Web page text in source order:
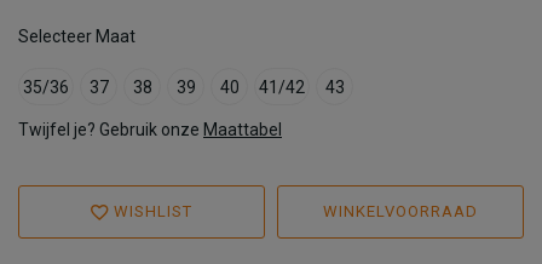
Selecteer Maat
35/36 37 38 39 40 41/42 43
Twijfel je? Gebruik onze Maattabel
WISHLIST WINKELVOORRAAD